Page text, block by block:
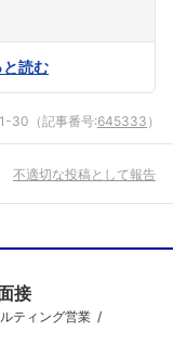
読む
30 （記事番号:645333 ）
不適切な投稿として報告
接
ティング営業